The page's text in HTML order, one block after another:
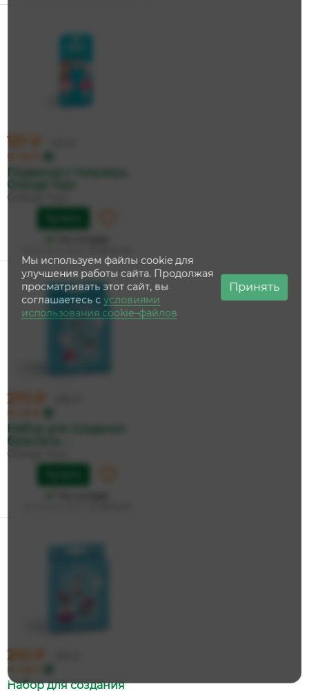
137 ₽
по карте
Orange Toys
Orange Toys
270 ₽
по карте
Набор для создания
браслета. ...
Orange Toys
242 ₽
по карте
Набор для создания
Мы используем файлы cookie для
улучшения работы сайта. Продолжая
просматривать этот сайт, вы
соглашаетесь сусловиями
использования cookie–файлов
Принять